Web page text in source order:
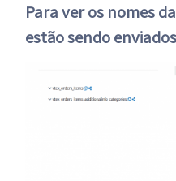
Para ver os nomes
estão sendo